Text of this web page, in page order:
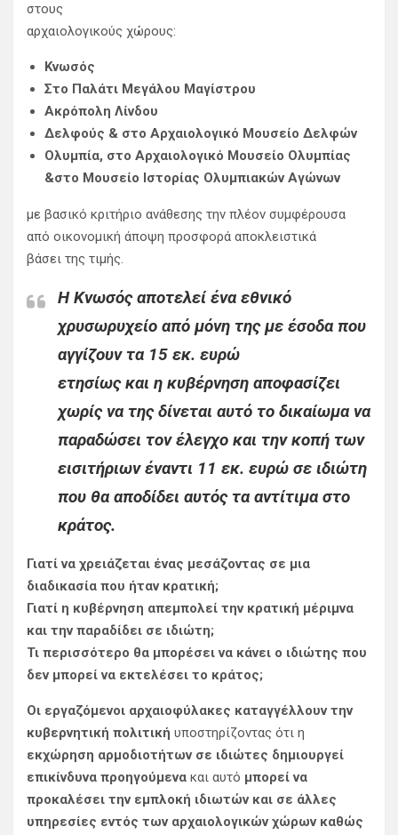
στους
αρχαιολογικούς χώρους:
Κνωσός
Στο Παλάτι Μεγάλου Μαγίστρου
Ακρόπολη Λίνδου
Δελφούς & στο Αρχαιολογικό Μουσείο Δελφών
Ολυμπία, στο Αρχαιολογικό Μουσείο Ολυμπίας
&στο Μουσείο Ιστορίας Ολυμπιακών Αγώνων
με βασικό κριτήριο ανάθεσης την πλέον συμφέρουσα
από οικονομική άποψη προσφορά αποκλειστικά
βάσει της τιμής.
Η Κνωσός αποτελεί ένα εθνικό
χρυσωρυχείο από μόνη της με έσοδα που
αγγίζουν τα 15 εκ. ευρώ
ετησίως και η κυβέρνηση αποφασίζει
χωρίς να της δίνεται αυτό το δικαίωμα να
παραδώσει τον έλεγχο και την κοπή των
εισιτήριων έναντι 11 εκ. ευρώ σε ιδιώτη
που θα αποδίδει αυτός τα αντίτιμα στο
κράτος.
Γιατί να χρειάζεται ένας μεσάζοντας σε μια
διαδικασία που ήταν κρατική;
Γιατί η κυβέρνηση απεμπολεί την κρατική μέριμνα
και την παραδίδει σε ιδιώτη;
Τι περισσότερο θα μπορέσει να κάνει ο ιδιώτης που
δεν μπορεί να εκτελέσει το κράτος;
Οι εργαζόμενοι αρχαιοφύλακες καταγγέλλουν την
κυβερνητική πολιτική υποστηρίζοντας ότι η
εκχώρηση αρμοδιοτήτων σε ιδιώτες δημιουργεί
επικίνδυνα προηγούμενα και αυτό μπορεί να
προκαλέσει την εμπλοκή ιδιωτών και σε άλλες
υπηρεσίες εντός των αρχαιολογικών χώρων καθώς